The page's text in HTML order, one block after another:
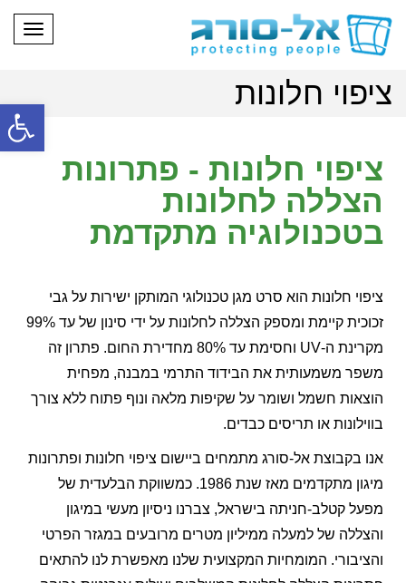
ציפוי חלונות
ציפוי חלונות - פתרונות
הצללה לחלונות
בטכנולוגיה מתקדמת
ציפוי חלונות הוא סרט מגן טכנולוגי המותקן ישירות על גבי
זכוכית קיימת ומספק הצללה לחלונות על ידי סינון של עד 99%
מקרינת ה-UV וחסימת עד 80% מחדירת החום. פתרון זה
משפר משמעותית את הבידוד התרמי במבנה, מפחית
הוצאות חשמל ושומר על שקיפות מלאה ונוף פתוח ללא צורך
בווילונות או תריסים כבדים.
אנו בקבוצת אל-סורג מתמחים ביישום ציפוי חלונות ופתרונות
מיגון מתקדמים מאז שנת 1986. כמשווקת הבלעדית של
מפעל קטלב-חניתה בישראל, צברנו ניסיון מעשי במיגון
והצללה של למעלה ממיליון מטרים מרובעים במגזר הפרטי
והציבורי. המומחיות המקצועית שלנו מאפשרת לנו להתאים